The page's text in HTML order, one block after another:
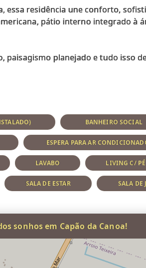
essa residência une conforto,
pátio interno integrado à
paisagismo planejado e tudo isso
BANHEIRO SOCIAL
ESPERA PARA AR
LAVABO LIVING C/
SALA DE ESTAR SALA DE
sonhos em Capão da Canoa!